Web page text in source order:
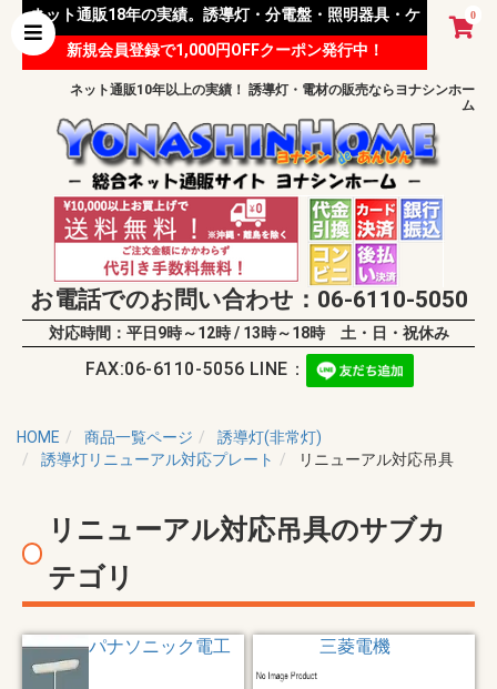
0
ネット通販18年の実績。誘導灯・分電盤・照明器具・ケ
ーブル等 様々な資材を取り扱っています。
新規会員登録で1,000円OFFクーポン発行中！
ネット通販10年以上の実績！ 誘導灯・電材の販売ならヨナシンホー
ム
お電話でのお問い合わせ：06-6110-5050
対応時間：平日9時～12時 / 13時～18時 土・日・祝休み
FAX:06-6110-5056 LINE：
HOME 商品一覧ページ
誘導灯(非常灯)
誘導灯リニューアル対応プレート
リニューアル対応吊具
リニューアル対応吊具のサブカ
テゴリ
パナソニック電工 三菱電機